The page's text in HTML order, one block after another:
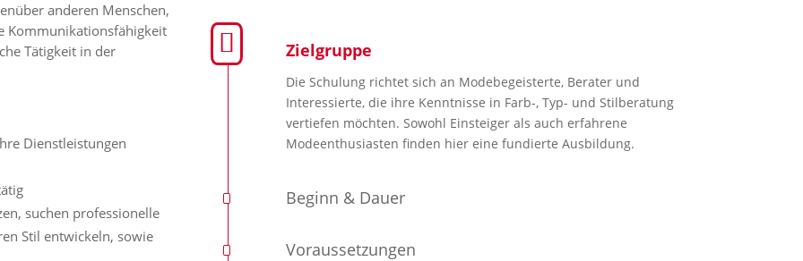
anderen Menschen,
Kommunikationsfähigkeit
Tätigkeit in der
Dienstleistungen
suchen professionelle
Stil entwickeln, sowie
Zielgruppe
Die Schulung richtet sich an Modebegeisterte, Berater und
Interessierte, die ihre Kenntnisse in Farb-, Typ- und Stilberatung
vertiefen möchten. Sowohl Einsteiger als auch erfahrene
Modeenthusiasten finden hier eine fundierte Ausbildung.
Beginn & Dauer
Voraussetzungen